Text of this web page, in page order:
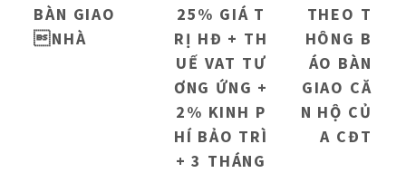
BÀN GIAO
NHÀ
25% GIÁ T
RỊ HĐ + TH
UẾ VAT TƯ
ƠNG ỨNG +
2% KINH P
HÍ BẢO TRÌ
+ 3 THÁNG
THEO T
HÔNG B
ÁO BÀN
GIAO CĂ
N HỘ CỦ
A CĐT